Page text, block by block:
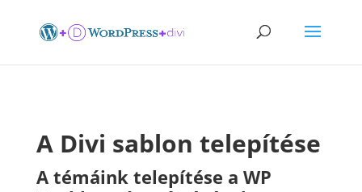
A Divi sablon telepítése
A témáink telepítése a WP